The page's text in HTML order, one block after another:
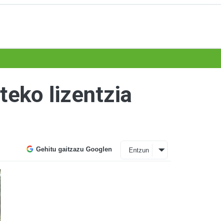
lizentzia
Gehitu gaitzazu Googlen Entzun